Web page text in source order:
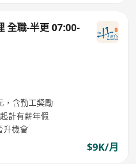
全職-半更 07:00-
，含勤工獎勵
計有薪年假
升機會
$9K/月